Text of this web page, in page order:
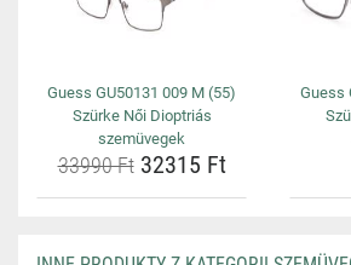
Guess GU50131 009 M (55)
Szürke Női Dioptriás
szemüvegek
33990 Ft32315 Ft
Guess